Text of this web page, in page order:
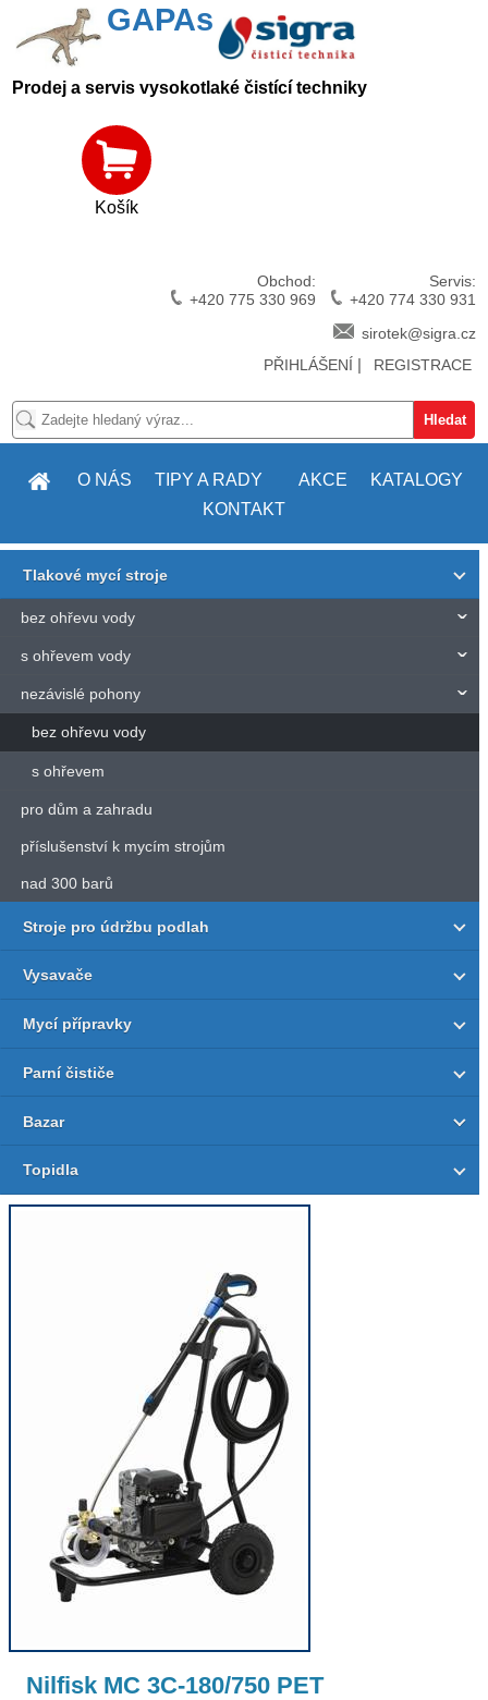
GAPAs
Prodej a servis vysokotlaké čistící techniky
Obchod:
+420 775 330 969
Servis:
+420 774 330 931
sirotek@sigra.cz
PŘIHLÁŠENÍ | REGISTRACE
Košík
O NÁS TIPY A RADY AKCE
KATALOGY
KONTAKT
Tlakové mycí stroje
bez ohřevu vody
s ohřevem vody
nezávislé pohony
bez ohřevu vody
s ohřevem
pro dům a zahradu
příslušenství k mycím strojům
nad 300 barů
Stroje pro údržbu podlah
Vysavače
Mycí přípravky
Parní čističe
Bazar
Topidla
Nilfisk MC 3C-180/750 PET